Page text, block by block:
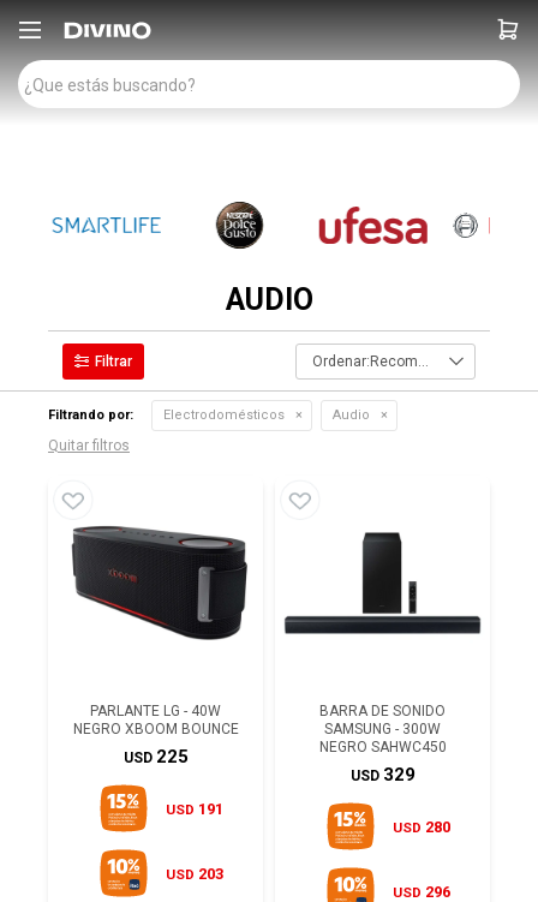

AUDIO
Recomendados
Filtrando por: Electrodomésticos Audio
Quitar filtros
PARLANTE LG - 40W
NEGRO XBOOM BOUNCE
USD 225
USD 191
USD 203
BARRA DE SONIDO
SAMSUNG - 300W
NEGRO SAHWC450
USD 329
USD 280
USD 296